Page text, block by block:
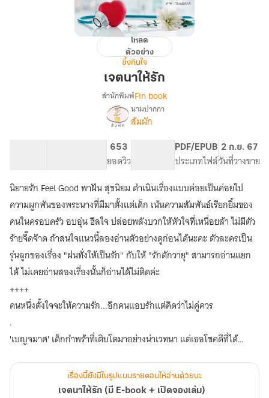
เจตนา
โหลด
ตัวอย่าง
ซึ้งกินใจ
เจตนาให้รัก
เรื่อง
เจตนา
book
+
เปิด
จอง
เล่ม)
สำนักพิมพ์Fin book
นามปากกา
ส้มผัก
653
ยอดวิว
PDF/EPUB
ประเภทไฟล์
2 ก.ย. 67
วันที่วางขาย
นิยายรัก Feel Good พาฝัน สุขนิยม ดำเนินเรื่องแบบค่อยเป็นค่อยไป
ความผูกพันของพระนางที่มีมาตั้งแต่เด็ก เน้นความสัมพันธ์เรียกยิ้มของ
คนในครอบครัว อบอุ่น ฮีลใจ ปล่อยพลังบวกให้หัวใจที่เหนื่อยล้า ไม่มีตัว
ร้ายจี๊ดจ๊าด ถ้าสนใจแนวนี้ลองอ่านตัวอย่างดูก่อนได้นะคะ ตัวละครเป็น
รุ่นลูกของเรื่อง "ฝนทั่งให้เป็นรัก" กับให้ "รักดักวายุ" สามารถอ่านแยก
ได้ ไม่เคยอ่านสองเรื่องนั้นก็อ่านได้ไม่ติดค่ะ
++++
คนหนึ่งตั้งใจจะให้ความรัก...อีกคนแอบรักแต่คิดว่าไม่คู่ควร
.
'เบญจมาศ' เด็กกำพร้าที่เติบโตมาอย่างน่าเวทนา แต่เธอโชคดีที่ได้
ความรักความอบอุ่นเธอไม่ต่างจากลูกแท้ๆ แต่ด้วยความที่เธอเป็นเด็ก
อมโรคต้องผ่าตัดใหญ่หลายครั้ง เห็นคนอื่นต้องลำบากและทุกข์ใจเพราะ
เรื่องนี้ยังมีในรูปแบบรายตอนให้อ่านด้วยนะ
เจตนาให้รัก (มี E-book + เปิดจองเล่ม)